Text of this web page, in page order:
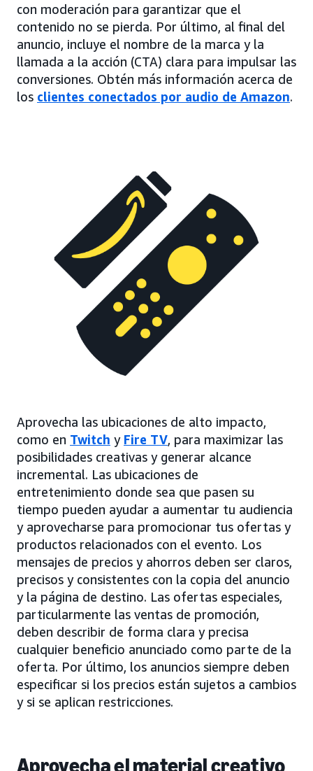
con moderación para garantizar que el
contenido no se pierda. Por último, al final del
anuncio, incluye el nombre de la marca y la
llamada a la acción (CTA) clara para impulsar las
conversiones. Obtén más información acerca de
los clientes conectados por audio de Amazon.
Aprovecha las ubicaciones de alto impacto,
como en Twitch y Fire TV, para maximizar las
posibilidades creativas y generar alcance
incremental. Las ubicaciones de
entretenimiento donde sea que pasen su
tiempo pueden ayudar a aumentar tu audiencia
y aprovecharse para promocionar tus ofertas y
productos relacionados con el evento. Los
mensajes de precios y ahorros deben ser claros,
precisos y consistentes con la copia del anuncio
y la página de destino. Las ofertas especiales,
particularmente las ventas de promoción,
deben describir de forma clara y precisa
cualquier beneficio anunciado como parte de la
oferta. Por último, los anuncios siempre deben
especificar si los precios están sujetos a cambios
y si se aplican restricciones.